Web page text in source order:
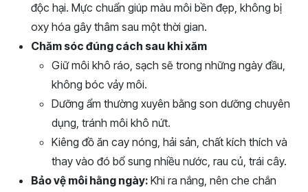
độc hại. Mực chuẩn giúp màu môi bền đẹp, không bị
oxy hóa gây thâm sau một thời gian.
Chăm sóc đúng cách sau khi xăm
Giữ môi khô ráo, sạch sẽ trong những ngày đầu,
không bóc vảy môi.
Dưỡng ẩm thường xuyên bằng son dưỡng chuyên
dụng, tránh môi khô nứt.
Kiêng đồ ăn cay nóng, hải sản, chất kích thích và
thay vào đó bổ sung nhiều nước, rau củ, trái cây.
Bảo vệ môi hằng ngày: Khi ra nắng, nên che chắn